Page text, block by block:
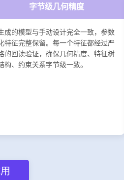
字节级几何精度
成的模型与手动设计完全一致，参数
特征完整保留。每一个特征都经过严
的回读验证，确保几何精度、特征树
构、约束关系字节级一致。